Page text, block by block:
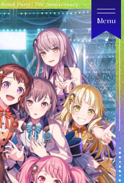
Menu
Home
ガルパ7周年記念サイト ホーム
Game
ゲーム情報
Campaign
キャンペーン情報
Broadcasting